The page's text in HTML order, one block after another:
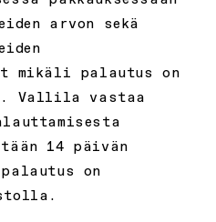
arvon sekä
mikäli palautus on
Vallila vastaa
14 päivän
on